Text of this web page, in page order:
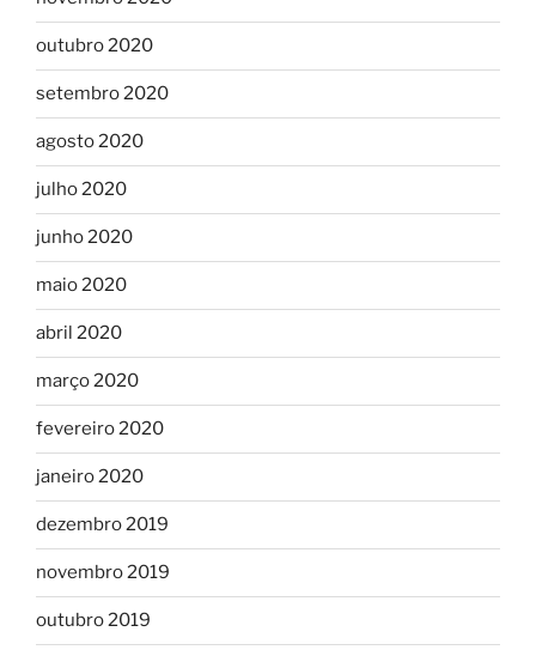
outubro 2020
setembro 2020
agosto 2020
julho 2020
junho 2020
maio 2020
abril 2020
março 2020
fevereiro 2020
janeiro 2020
dezembro 2019
novembro 2019
outubro 2019